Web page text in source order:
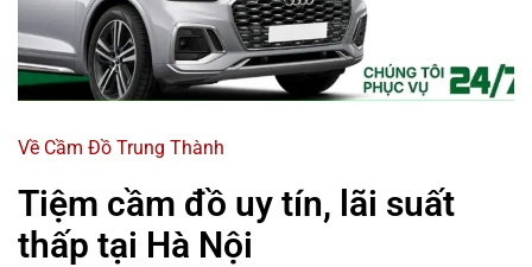
Về Cầm Đồ Trung Thành
Tiệm cầm đồ uy tín, lãi suất
thấp tại Hà Nội